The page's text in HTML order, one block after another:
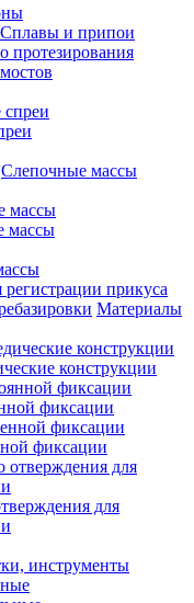
Сплавы и припои
протезирования
Слепочные массы
массы
массы
прикуса
Материалы
конструкции
фиксации
фиксации
для
инструменты